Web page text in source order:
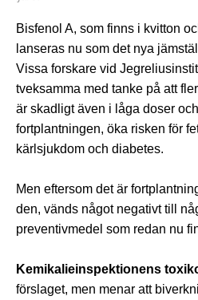
Bisfenol A, som finns i kvitton
lanseras nu som det nya
Vissa forskare vid
tveksamma med tanke på att
är skadligt även i låga doser
fortplantningen, öka risken för
kärlsjukdom och diabetes.
Men eftersom det är
den, vänds något negativt till
preventivmedel som redan nu
Kemikalieinspektionens
förslaget, men menar att